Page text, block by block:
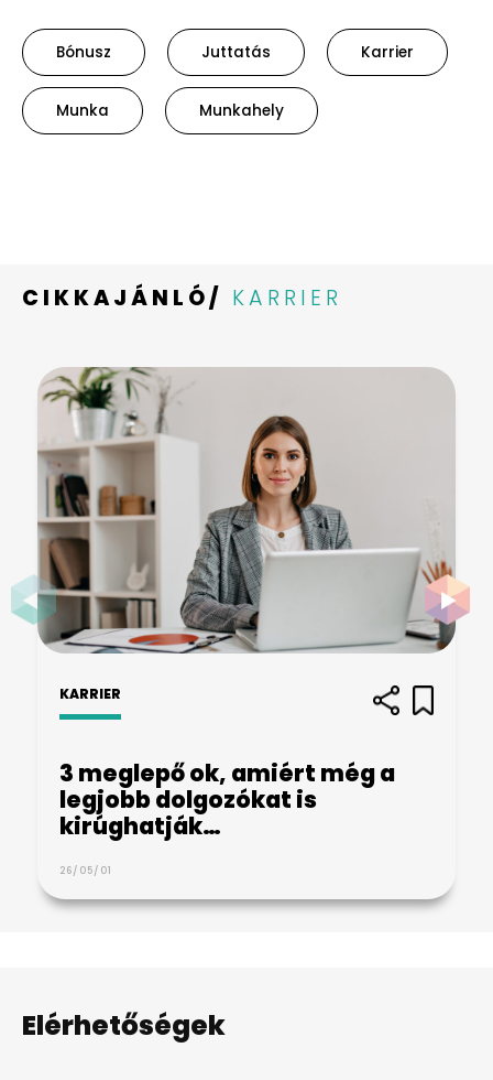
Bónusz Juttatás Karrier
Munka Munkahely
CIKKAJÁNLÓ/ KARRIER
KARRIER
3 meglepő ok, amiért még a
legjobb dolgozókat is
kirúghatják…
26/05/01
Elérhetőségek